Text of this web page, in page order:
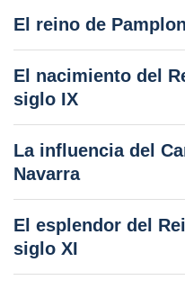
El reino de
El nacimiento del
siglo IX
La influencia del
Navarra
El esplendor del
siglo XI